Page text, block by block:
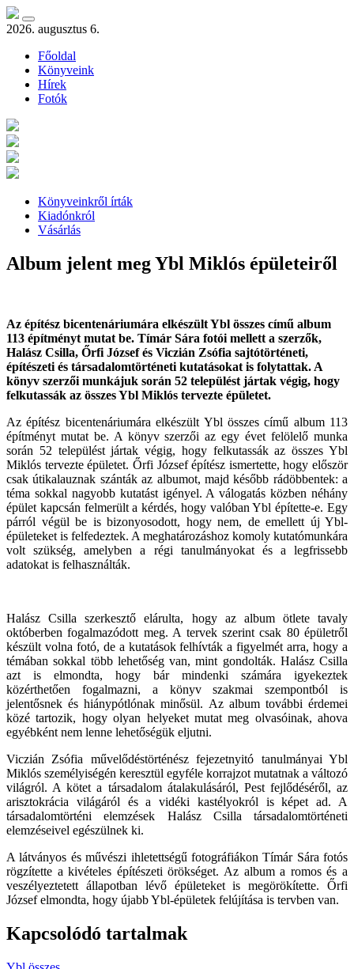
2026. augusztus 6.
Főoldal
Könyveink
Hírek
Fotók
Könyveinkről írták
Kiadónkról
Vásárlás
Album jelent meg Ybl Miklós épületeiről
Az építész bicentenáriumára elkészült Ybl összes című album
113 építményt mutat be. Tímár Sára fotói mellett a szerzők,
Halász Csilla, Őrfi József és Viczián Zsófia sajtótörténeti,
építészeti és társadalomtörténeti kutatásokat is folytattak. A
könyv szerzői munkájuk során 52 települést jártak végig, hogy
felkutassák az összes Ybl Miklós tervezte épületet.
Az építész bicentenáriumára elkészült Ybl összes című album 113
építményt mutat be. A könyv szerzői az egy évet felölelő munka
során 52 települést jártak végig, hogy felkutassák az összes Ybl
Miklós tervezte épületet. Őrfi József építész ismertette, hogy először
csak útikalauznak szánták az albumot, majd később rádöbbentek: a
téma sokkal nagyobb kutatást igényel. A válogatás közben néhány
épület kapcsán felmerült a kérdés, hogy valóban Ybl építette-e. Egy
párról végül be is bizonyosodott, hogy nem, de emellett új Ybl-
épületeket is felfedeztek. A meghatározáshoz komoly kutatómunkára
volt szükség, amelyben a régi tanulmányokat és a legfrissebb
adatokat is felhasználták.
Halász Csilla szerkesztő elárulta, hogy az album ötlete tavaly
októberben fogalmazódott meg. A tervek szerint csak 80 épületről
készült volna fotó, de a kutatások felhívták a figyelmét arra, hogy a
témában sokkal több lehetőség van, mint gondolták. Halász Csilla
azt is elmondta, hogy bár mindenki számára igyekeztek
közérthetően fogalmazni, a könyv szakmai szempontból is
jelentősnek és hiánypótlónak minősül. Az album további érdemei
közé tartozik, hogy olyan helyeket mutat meg olvasóinak, ahova
egyébként nem lenne lehetőségük eljutni.
Viczián Zsófia művelődéstörténész fejezetnyitó tanulmányai Ybl
Miklós személyiségén keresztül egyféle korrajzot mutatnak a változó
világról. A kötet a társadalom átalakulásáról, Pest fejlődéséről, az
arisztokrácia világáról és a vidéki kastélyokról is képet ad. A
társadalomtörténi elemzések Halász Csilla társadalomtörténeti
elemzéseivel egészülnek ki.
A látványos és művészi ihletettségű fotográfiákon Tímár Sára fotós
rögzítette a kivételes építészeti örökséget. Az album a romos és a
veszélyeztetett állapotban lévő épületeket is megörökítette. Őrfi
József elmondta, hogy újabb Ybl-épületek felújítása is tervben van.
Kapcsolódó tartalmak